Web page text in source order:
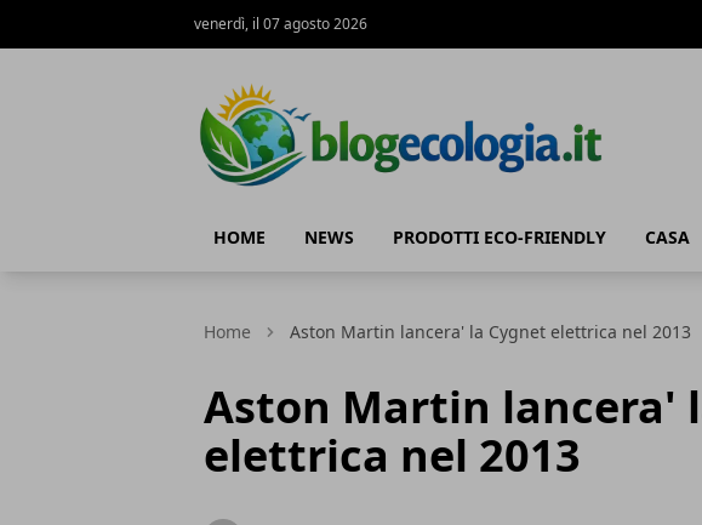
venerdì, il 07 agosto 2026
HOME NEWS PRODOTTI ECO-FRIENDLY CASA
Home Aston Martin lancera' la Cygnet elettrica nel 2013
Aston Martin lancera'
elettrica nel 2013